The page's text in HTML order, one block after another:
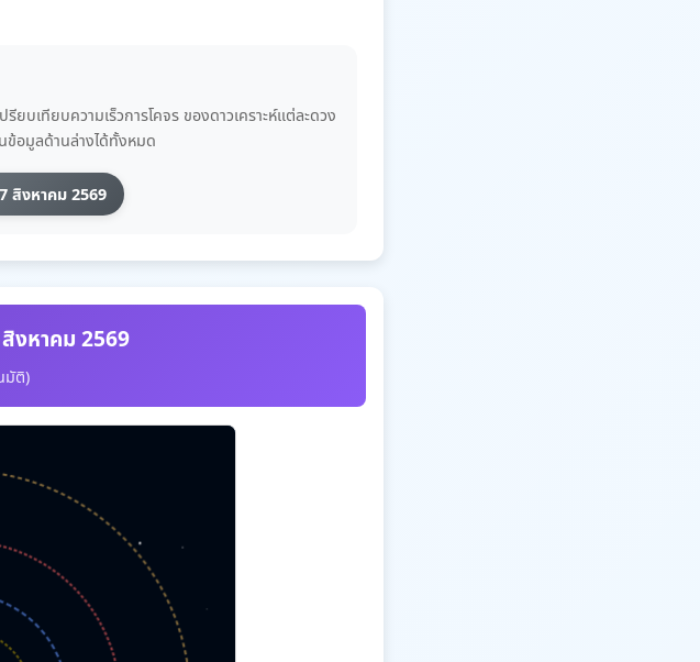
ยบเทียบความเร็วการโคจร ของดาวเคราะห์แต่ละดวง
ข้อมูลด้านล่างได้ทั้งหมด
สิงหาคม 2569
งหาคม 2569
มัติ)